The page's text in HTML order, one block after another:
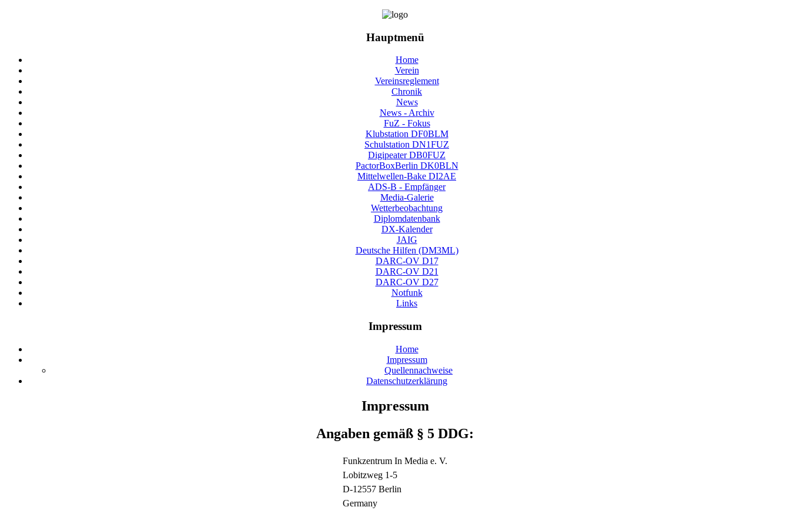
Hauptmenü
Home
Verein
Vereinsreglement
Chronik
News
News - Archiv
FuZ - Fokus
Klubstation DF0BLM
Schulstation DN1FUZ
Digipeater DB0FUZ
PactorBoxBerlin DK0BLN
Mittelwellen-Bake DI2AE
ADS-B - Empfänger
Media-Galerie
Wetterbeobachtung
Diplomdatenbank
DX-Kalender
JAIG
Deutsche Hilfen (DM3ML)
DARC-OV D17
DARC-OV D21
DARC-OV D27
Notfunk
Links
Impressum
Home
Impressum
Quellennachweise
Datenschutzerklärung
Impressum
Angaben gemäß § 5 DDG:
Funkzentrum In Media e. V.
Lobitzweg 1-5
D-12557 Berlin
Germany